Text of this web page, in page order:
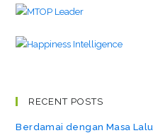
RECENT POSTS
Berdamai dengan Masa Lalu